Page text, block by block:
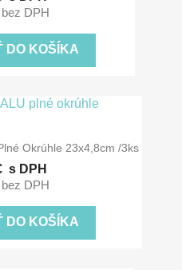
bez DPH
DO KOŠÍKA
Okrúhle 23x4,8cm /3ks
s DPH
bez DPH
DO KOŠÍKA